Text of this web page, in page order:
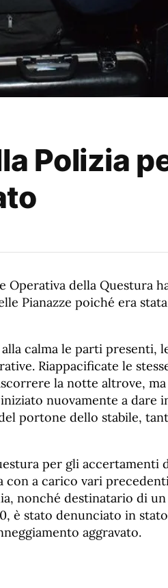
Polizia
della Questura
Pianazze poiché era
calma le parti presenti,
Riappacificate le
la notte altrove,
nuovamente a dare
portone dello stabile,
per gli accertamenti
con a carico vari
nonché destinatario di un
è stato denunciato in
aggravato.